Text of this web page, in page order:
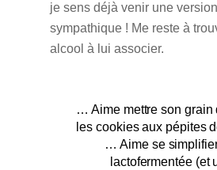
je sens déjà venir une
sympathique ! Me reste à
alcool à lui associer.
… Aime mettre son grain
les cookies aux pépites
… Aime se
lactofermentée (et